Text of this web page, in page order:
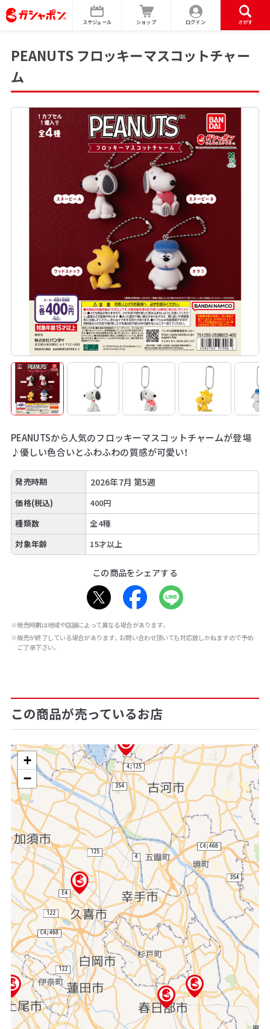
スケジュール ショップ ログイン さがす
PEANUTS フロッキーマスコットチャー
ム
PEANUTSから人気のフロッキーマスコットチャームが登場
♪優しい色合いとふわふわの質感が可愛い！
発売時期 2026年7月 第5週
価格(税込)
400円
種類数
全4種
対象年齢
15才以上
この商品をシェアする
※発売時期は地域や店舗によって異なる場合があります。
※販売が終了している場合があります。お問い合わせ頂いても対応致しかねますので予め
ご了承下さい。
この商品が売っているお店
+
−